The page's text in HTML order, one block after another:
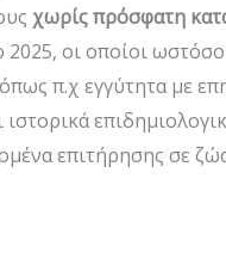
χωρίς πρόσφατη
2025, οι οποίοι
π.χ εγγύτητα με
επιτήρησης σε